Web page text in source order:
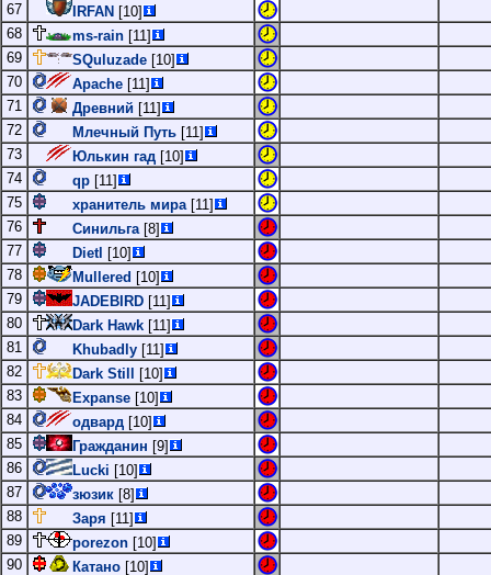
67
IRFAN [10]
68
ms-rain [11]
69
SQuluzade [10]
70
Apache [11]
71
Древний [11]
72
Млечный Путь [11]
73
Юлькин гад [10]
74
qp [11]
75
хранитель мира[11]
76
Синильга[8]
77
Dietl [10]
78
Mullered [10]
79
JADEBIRD [11]
80
Dark Hawk [11]
81
Khubadly [11]
82
Dark Still
[10]
83
Expanse [10]
84
одвард [10]
85
Гражданин [9]
86
Lucki [10]
87
зюзик [8]
88
Заря [11]
89
porezon [10]
90
Катано [10]